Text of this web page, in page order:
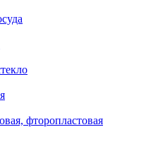
фторопластовая